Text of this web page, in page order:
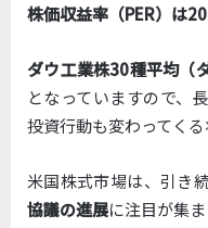
株価収益率（PER）は
ダウ工業株30種平均（
となっていますので、
投資行動も変わってく
米国株式市場は、引き続
協議の進展に注目が集ま